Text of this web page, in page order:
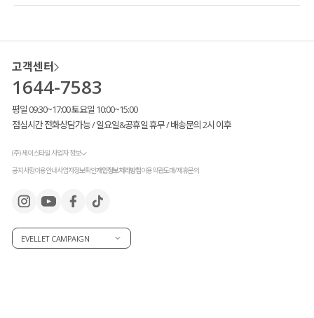
고객센터
1644-7583
평일 09:30~17:00 토요일 10:00~15:00
점심시간 전화상담가능 / 일요일&공휴일 휴무 / 배송문의 2시 이후
(주) 제이스타일 사업자 정보
공지사항이용안내사업자정보확인개인정보처리방침이용약관도매/제휴문의
EVELLET CAMPAIGN